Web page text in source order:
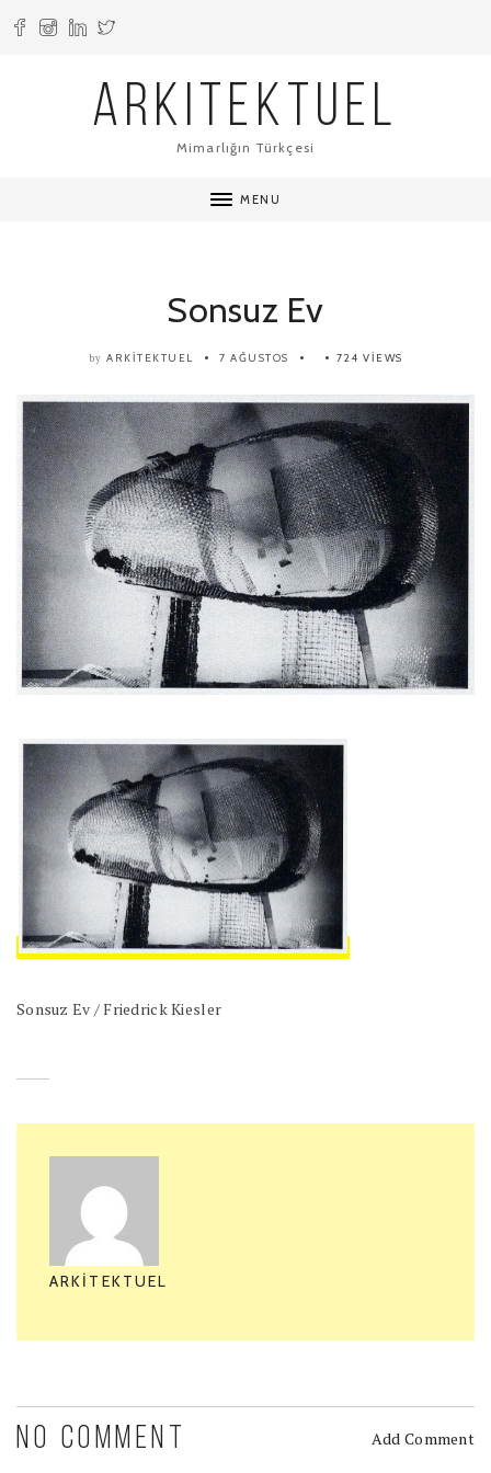
ARKITEKTUEL
Mimarlığın Türkçesi
MENU
Sonsuz Ev
by ARKITEKTUEL 7 AĞUSTOS 724 VIEWS
Sonsuz Ev / Friedrick Kiesler
ARKITEKTUEL
NO COMMENT Add Comment